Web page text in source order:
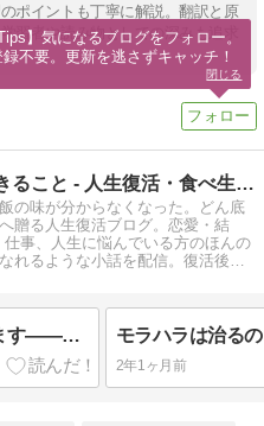
ポイントも丁寧に解説。翻訳と原
習者や読み物としての深みも追求
食べることは生きること - 人生復活・食べ生きブログ
の味が分からなくなった。どん底
贈る人生復活ブログ。恋愛・結
事、人生に悩んでいる方のほんの
れるような小話を配信。復活後の
食べ生きサイト更新を再開します——あのころのわたしと、今のあなたへ
2年1ヶ月前
Tips】気になるブログをフォロー。
録不要。更新を逃さずキャッチ！
閉じる